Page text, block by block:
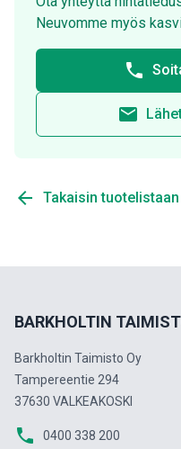
Neuvomme myös
phone
email
arrow_back Takaisin tuotelistaan
BARKHOLTIN
Barkholtin Taimisto Oy
Tampereentie 294
37630 VALKEAKOSKI
phone 0400 338 200